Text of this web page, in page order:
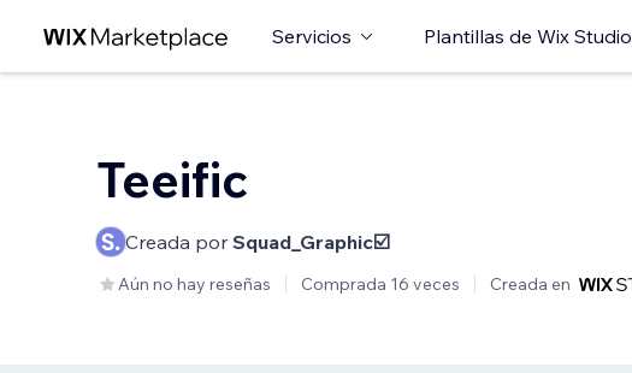
Servicios Plantillas de Wix Studio
Teeific
Creada por Squad_Graphic☑️
Aún no hay reseñas Comprada 16 veces Creada en